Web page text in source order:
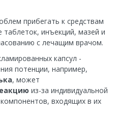
прибегать к средствам
инъекций, мазей и
с лечащим врачом.
капсул -
потенции, например,
, может
из-за индивидуальной
входящих в их